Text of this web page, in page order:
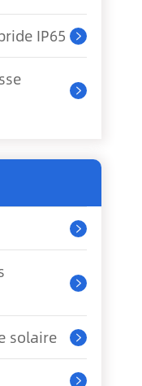
IP65 



solaire 
